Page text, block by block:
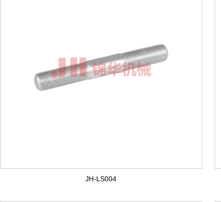
JH-LS004